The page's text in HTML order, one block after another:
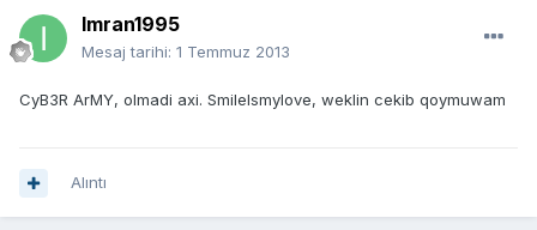
Imran1995
Mesaj tarihi: 1 Temmuz 2013
CyB3R ArMY, olmadi axi. SmileIsmylove, weklin cekib qoymuwam
Alıntı